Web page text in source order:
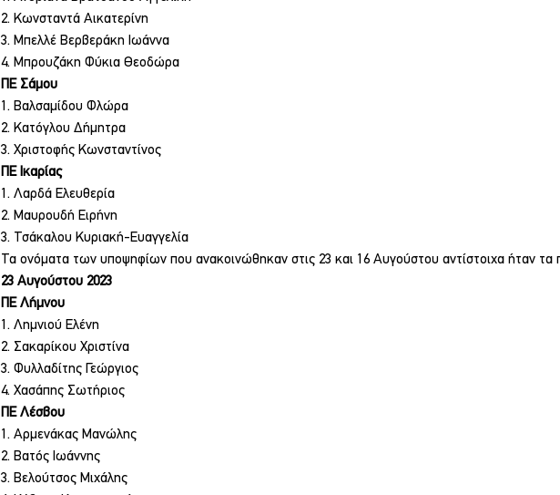
2. Κωνσταντά Αικατερίνη
3. Μπελλέ Βερβεράκη Ιωάννα
4. Μπρουζάκη Φύκια Θεοδώρα
ΠΕ Σάμου
1. Βαλσαμίδου Φλώρα
2. Κατόγλου Δήμητρα
3. Χριστοφής Κωνσταντίνος
ΠΕ Ικαρίας
1. Λαρδά Ελευθερία
2. Μαυρουδή Ειρήνη
3. Τσάκαλου Κυριακή-Ευαγγελία
Τα ονόματα των υποψηφίων που ανακοινώθηκαν στις 23 και 16 Αυγούστου αντίστοιχα ήταν τα
23 Αυγούστου 2023
ΠΕ Λήμνου
1. Λημνιού Ελένη
2. Σακαρίκου Χριστίνα
3. Φυλλαδίτης Γεώργιος
4. Χασάπης Σωτήριος
ΠΕ Λέσβου
1. Αρμενάκας Μανώλης
2. Βατός Ιωάννης
3. Βελούτσος Μιχάλης